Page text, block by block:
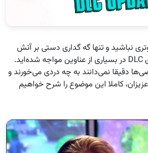
نباشید و تنها گه گداری دستی بر آتش
می‌برید، احتمالا با کلمه‌ی DLC در بسیاری از عناوین مواجه شده‌اید.
دقیقا نمی‌دانند به چه دردی می‌خورند و
کاملا این موضوع را شرح خواهیم